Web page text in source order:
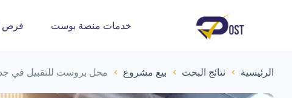
خدمات منصة بوست فرص
الرئيسية نتائج البحث بيع مشروع محل بروست للتقبيل في